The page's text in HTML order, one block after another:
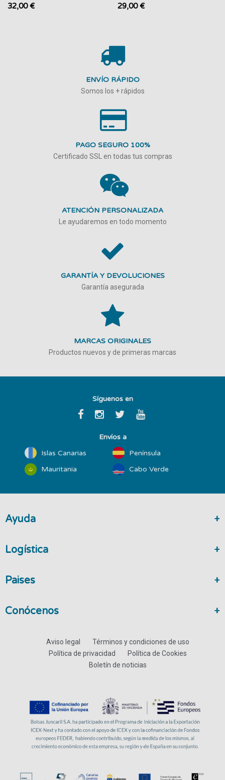
32,00 € 29,00 €
ENVÍO RÁPIDO
Somos los + rápidos
PAGO SEGURO 100%
Certificado SSL en todas tus compras
ATENCIÓN PERSONALIZADA
Le ayudaremos en todo momento
GARANTÍA Y DEVOLUCIONES
Garantía asegurada
MARCAS ORIGINALES
Productos nuevos y de primeras marcas
Síguenos en
Envíos a
Islas Canarias
Península
Mauritania
Cabo Verde
Ayuda
Logística
Paises
Conócenos
Aviso legal
Términos y condiciones de uso
Política de privacidad
Política de Cookies
Boletín de noticias